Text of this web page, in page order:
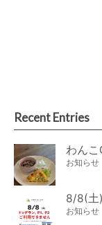
Recent Entries
お知らせ
お知らせ